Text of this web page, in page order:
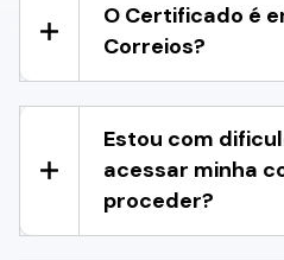
O Certificado é
Correios?
Estou com
acessar minha
proceder?